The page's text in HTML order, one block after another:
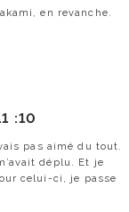
en revanche.
:10
pas aimé du tout.
déplu. Et je
celui-ci, je passe